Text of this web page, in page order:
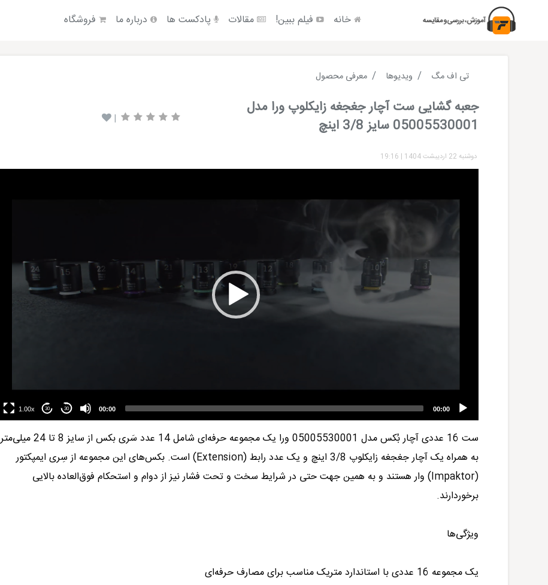
خانه فیلم ببین! مقالات پادکست ها درباره ما فروشگاه
تی اف مگ ویدیوها معرفی محصول
جعبه گشایی ست آچار جغجغه زایکلوپ ورا مدل
05005530001 سایز 3/8 اینچ
دوشنبه 22 اردیبشت 1404 |
19:16
|
Video
00:00
00:00
30
30
1.00x
ست 16 عددی آچار بُکس مدل 05005530001 ورا یک مجموعه حرفه‌ای شامل 14 عدد سَری بکس ا
ز سایز 8 تا 24 میلی‌متر
به همراه یک آچار جغجغه زایکلوپ 3/8 اینچ و یک عدد رابط (Extension) است. بکس‌های این مجموعه از سِری ایمپکتور
(Impaktor) وار هستند و به همین جهت حتی در شرایط سخت و تحت فشار نیز از دوام و استحکام فوق‌العاده بالایی
برخوردارند.
ویژگی‌ها
یک مجموعه 16 عددی با استاندارد متریک مناسب برای مصارف حرفه‌ای